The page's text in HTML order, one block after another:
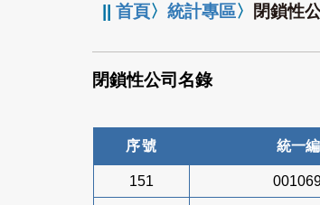
||首頁〉統計專區〉 閉鎖性
閉鎖性公司名錄
序號 統一
151